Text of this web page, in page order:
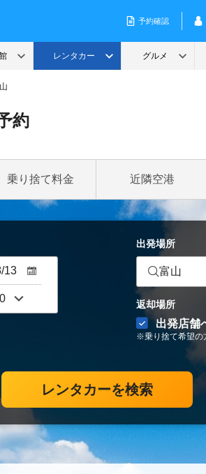
約
乗り捨て料金 近隣空港
出発場所
富山
返却場所
出発店舗
※乗り捨て希望の
レンタカーを検索